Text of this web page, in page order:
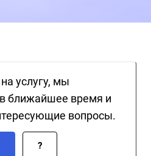
услугу, мы
ближайшее время и
вопросы.
?